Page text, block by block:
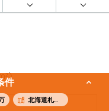
件
北海道札幌市東区